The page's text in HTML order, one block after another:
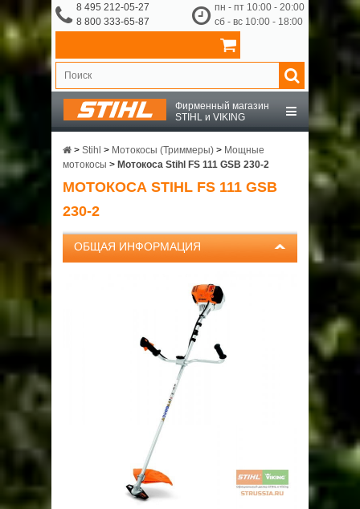
8 495 212-05-27
8 800 333-65-87
пн - пт 10:00 - 20:00
сб - вс 10:00 - 18:00
Фирменный магазин
STIHL и VIKING
STIHL
VIKING
OCHSENKOPF
ГАРАНТИЯ И СЕРВИС
ПОЛЬЗОВАТЕЛЬСКОЕ СОГЛАШЕНИЕ
> Stihl > Мотокосы (Триммеры) > Мощные
мотокосы > Мотокоса Stihl FS 111 GSB 230-2
МОТОКОСА STIHL FS 111 GSB
230-2
ОБЩАЯ ИНФОРМАЦИЯ